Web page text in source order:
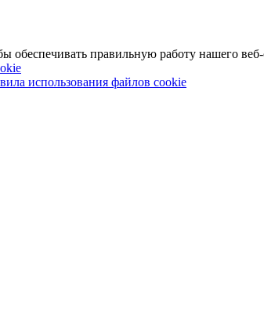
правильную работу нашего веб-
использования файлов cookie